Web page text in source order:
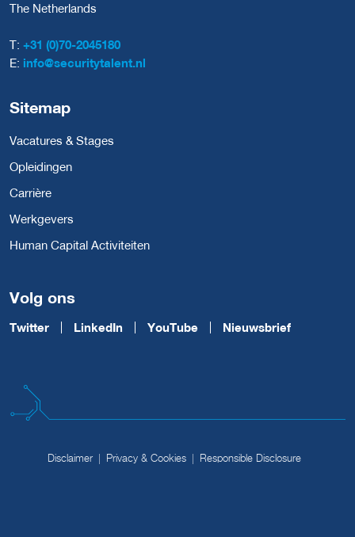
The Netherlands
T: +31 (0)70-2045180
E: info@securitytalent.nl
Sitemap
Vacatures & Stages
Opleidingen
Carrière
Werkgevers
Human Capital Activiteiten
Volg ons
Twitter LinkedIn YouTube Nieuwsbrief
Disclaimer Privacy & Cookies Responsible Disclosure